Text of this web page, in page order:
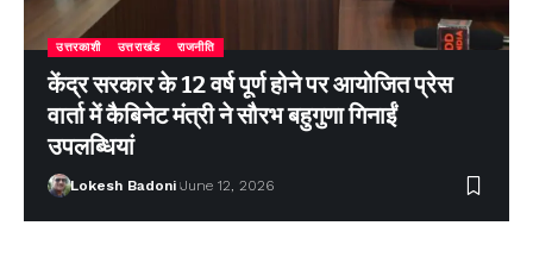
उत्तरकाशी उत्तराखंड राजनीति
केंद्र सरकार के 12 वर्ष पूर्ण होने पर आयोजित प्रेस
वार्ता में कैबिनेट मंत्री ने सौरभ बहुगुणा गिनाईं
उपलब्धियां
Lokesh Badoni June 12, 2026